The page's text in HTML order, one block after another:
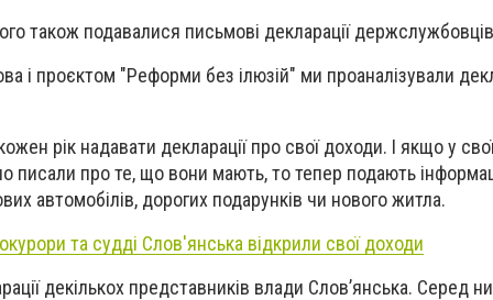
також подавалися письмові декларації
і проєктом "Реформи без ілюзій" ми проаналізували
рік надавати декларації про свої доходи. І якщо у
писали про те, що вони мають, то тепер подають
автомобілів, дорогих подарунків чи нового житла.
та судді Слов'янська відкрили свої доходи
декількох представників влади Слов’янська. Серед